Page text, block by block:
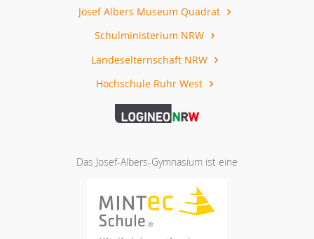
Josef Albers Museum Quadrat
Schulministerium NRW
Landeselternschaft NRW
Hochschule Ruhr West
Das Josef-Albers-Gymnasium ist eine